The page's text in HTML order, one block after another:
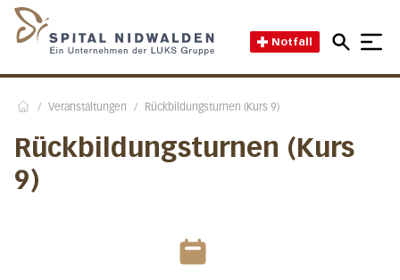
Notfall
/ Veranstaltungen / Rückbildungsturnen (Kurs 9)
Rückbildungsturnen (Kurs
9)